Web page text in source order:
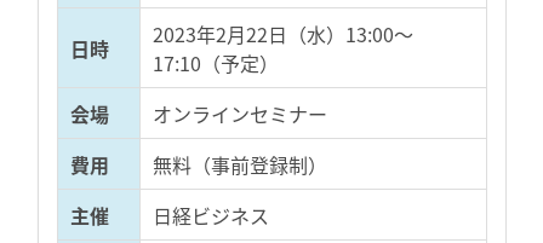
日時
2023年2月22日（水）13:00～
17:10（予定）
会場
オンラインセミナー
費用
無料（事前登録制）
主催
日経ビジネス